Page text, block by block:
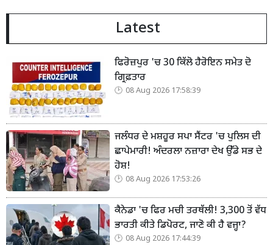
Latest
ਫਿਰੋਜ਼ਪੁਰ 'ਚ 30 ਕਿੱਲੋ ਹੈਰੋਇਨ ਸਮੇਤ ਦੋ
ਗ੍ਰਿਫ਼ਤਾਰ
08 Aug 2026 17:58:39
ਜਲੰਧਰ ਦੇ ਮਸ਼ਹੂਰ ਸਪਾ ਸੈਂਟਰ 'ਚ ਪੁਲਿਸ ਦੀ
ਛਾਪੇਮਾਰੀ! ਅੰਦਰਲਾ ਨਜ਼ਾਰਾ ਦੇਖ ਉੱਡੇ ਸਭ ਦੇ
ਹੋਸ਼!
08 Aug 2026 17:53:26
ਕੈਨੇਡਾ 'ਚ ਫਿਰ ਮਚੀ ਤਰਥੱਲੀ! 3,300 ਤੋਂ ਵੱਧ
ਭਾਰਤੀ ਕੀਤੇ ਡਿਪੋਰਟ, ਜਾਣੋ ਕੀ ਹੈ ਵਜ੍ਹਾ?
08 Aug 2026 17:44:39